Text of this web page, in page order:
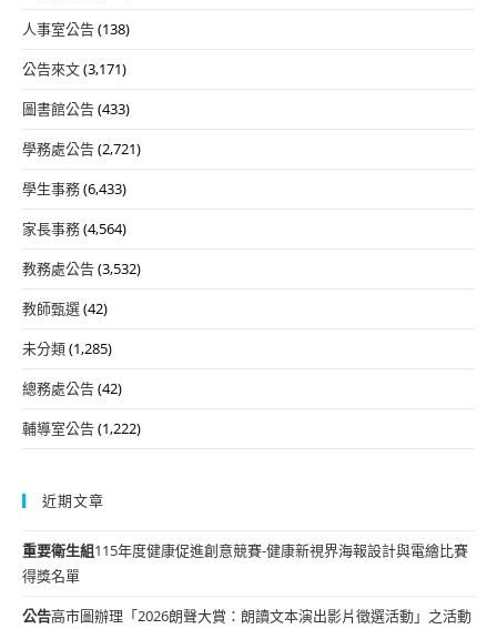
人事室公告(138)
公告來文(3,171)
圖書館公告(433)
學務處公告(2,721)
學生事務(6,433)
家長事務(4,564)
教務處公告(3,532)
教師甄選(42)
未分類(1,285)
總務處公告(42)
輔導室公告(1,222)
近期文章
重要衛生組115年度健康促進創意競賽-健康新視界海報設計與電繪比賽
得獎名單
公告高市圖辦理「2026朗聲大賞：朗讀文本演出影片徵選活動」之活動